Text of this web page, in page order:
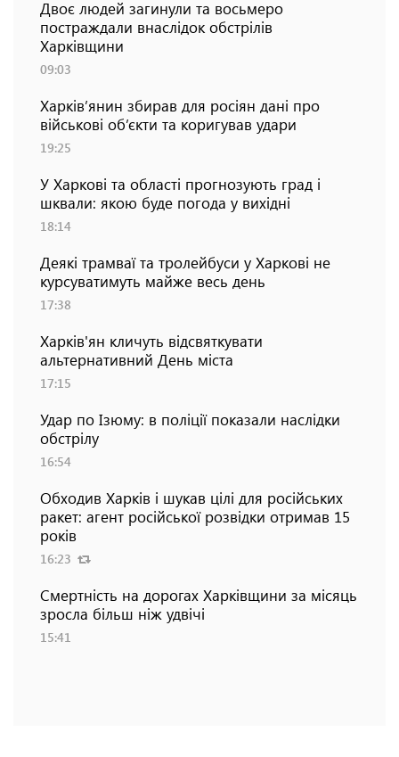
Двоє людей загинули та восьмеро
постраждали внаслідок обстрілів
Харківщини
09:03
Харків’янин збирав для росіян дані про
військові об’єкти та коригував удари
19:25
У Харкові та області прогнозують град і
шквали: якою буде погода у вихідні
18:14
Деякі трамваї та тролейбуси у Харкові не
курсуватимуть майже весь день
17:38
Харків'ян кличуть відсвяткувати
альтернативний День міста
17:15
Удар по Ізюму: в поліції показали наслідки
обстрілу
16:54
Обходив Харків і шукав цілі для російських
ракет: агент російської розвідки отримав 15
років
16:23
Смертність на дорогах Харківщини за місяць
зросла більш ніж удвічі
15:41